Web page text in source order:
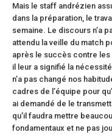
Mais le staff andrézien
dans la préparation, le
semaine. Le discours n’a
attendu la veille du match
après le succès contre
il leur a signifié la
n’a pas changé nos
cadres de l’équipe pour
ai demandé de le
qu’il faudra mettre
fondamentaux et ne pas